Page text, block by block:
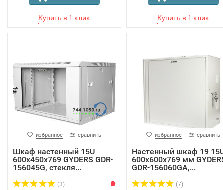
избранное сравнить
Шкаф настенный 15U
600х450х769 GYDERS GDR-
156045G, стекля...
(3)
избранное сравнить
Настенный шкаф 19
600х600х769 мм
GDR-156060GA,...
(7)